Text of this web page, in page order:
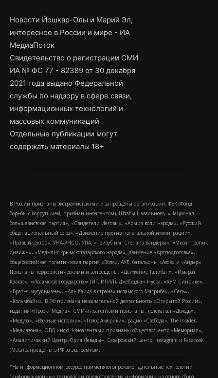
Новости Йошкар-Олы и Марий Эл,
интересное в России и мире - ИА
МедиаПоток
Свидетельство о регистрации СМИ
ИА № ФС 77 - 82389 от 30 декабря
2021 года выдано Федеральной
службы по надзору в сфере связи,
информационных технологий и
массовых коммуникаций
Отдельные публикации могут
содержать материалы 18+
В России признаны экстремистскими и запрещены организации: ФБК (Фонд
борьбы с коррупцией, признан иноагентом), Штабы Навального, «Национал-
большевистская партия», «Свидетели Иеговы», «Армия воли народа», «Русский
общенациональный союз», «Движение против нелегальной иммиграции»,
«Правый сектор», УНА-УНСО, УПА, «Тризуб им. Степана Бандеры», «Мизантропик
дивижн», «Меджлис крымскотатарского народа», движение «Артподготовка»,
общероссийская политическая партия «Воля», АУЕ, батальоны «Азов» и «Айдар».
Признаны террористическими и запрещены: «Движение Талибан», «Имарат
Кавказ», «Исламское государство» (ИГ, ИГИЛ), Джебхад-ан-Нусра, «АУМ Синрике»,
«Братья-мусульмане», «Аль-Каида в странах исламского Магриба», «Сеть»,
«Колумбайн». В РФ признана нежелательной деятельность «Открытой России»,
издания «Проект Медиа». СМИ-иноагентами признаны: телеканал «Дождь»,
«Медуза», «Важные истории», «Голос Америки», радио «Свобода», The Insider,
«Медиазона», ОВД-инфо. Иноагентами признаны общество/центр «Мемориал»,
«Аналитический Центр Юрия Левады», Сахаровский центр. Instagram и Facebook
(Metа) запрещены в РФ за экстремизм.
"На информационном ресурсе применяются рекомендательные технологии